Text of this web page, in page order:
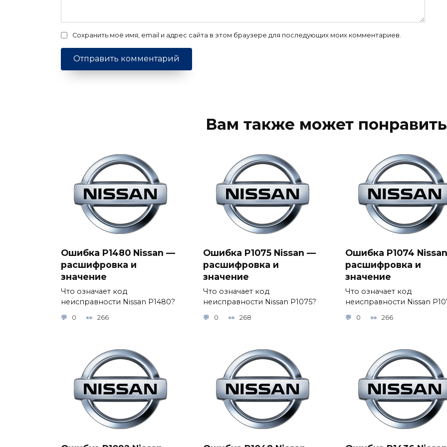
Сохранить моё имя, email и адрес сайта в этом браузере для последующих моих комментариев.
Вам также может
Ошибка P1480 Nissan —
расшифровка и
значение
Что означает код
неисправности Nissan P1480?
0 266
Ошибка P1075 Nissan —
расшифровка и
значение
Что означает код
неисправности Nissan P1075?
0 268
Ошибка P1074
расшифровка и
значение
Что означает код
неисправности Nissan
0 266